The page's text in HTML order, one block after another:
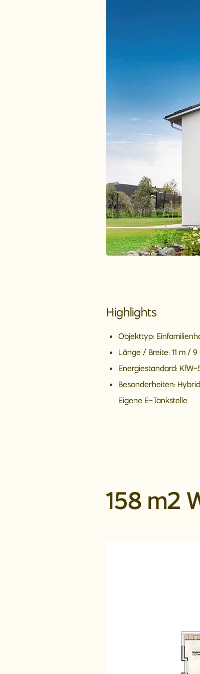
Highlights
Objekttyp:
Länge / Breite: 11 m / 9
Energiestandard: KfW-
Besonderheiten:
Eigene E-Tankstelle
158 m2